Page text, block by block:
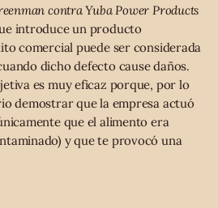
contra Yuba Power Products
introduce un producto
comercial puede ser considerada
dicho defecto cause daños.
es muy eficaz porque, por lo
demostrar que la empresa actuó
que el alimento era
y que te provocó una